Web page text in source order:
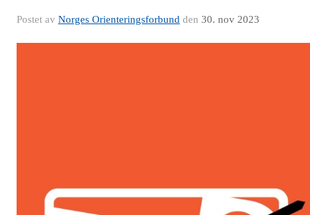
Postet av Norges Orienteringsforbund den 30. nov 2023